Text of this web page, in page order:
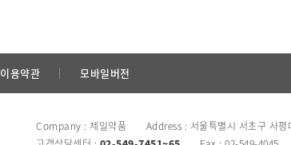
이용약관 모바일버전
Company : 제일약품 Address : 서울특별시 서초구 사평